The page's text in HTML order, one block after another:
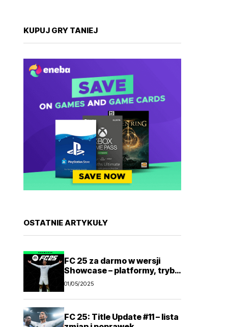
KUPUJ GRY TANIEJ
OSTATNIE ARTYKUŁY
FC 25 za darmo w wersji
Showcase – platformy, tryby
gry
01/05/2025
FC 25: Title Update #11 – lista